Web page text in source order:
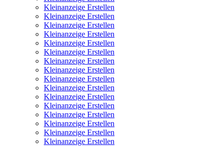
Kleinanzeige Erstellen
Kleinanzeige Erstellen
Kleinanzeige Erstellen
Kleinanzeige Erstellen
Kleinanzeige Erstellen
Kleinanzeige Erstellen
Kleinanzeige Erstellen
Kleinanzeige Erstellen
Kleinanzeige Erstellen
Kleinanzeige Erstellen
Kleinanzeige Erstellen
Kleinanzeige Erstellen
Kleinanzeige Erstellen
Kleinanzeige Erstellen
Kleinanzeige Erstellen
Kleinanzeige Erstellen